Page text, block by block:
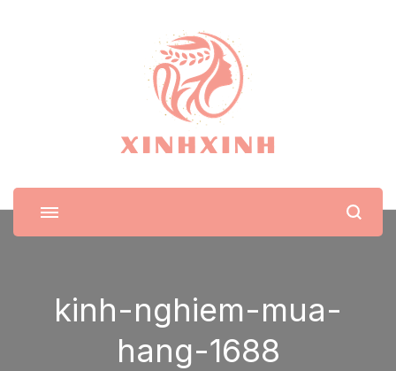
XinhXinh
Trang tin tức cho phái đẹp
kinh-nghiem-mua-
hang-1688